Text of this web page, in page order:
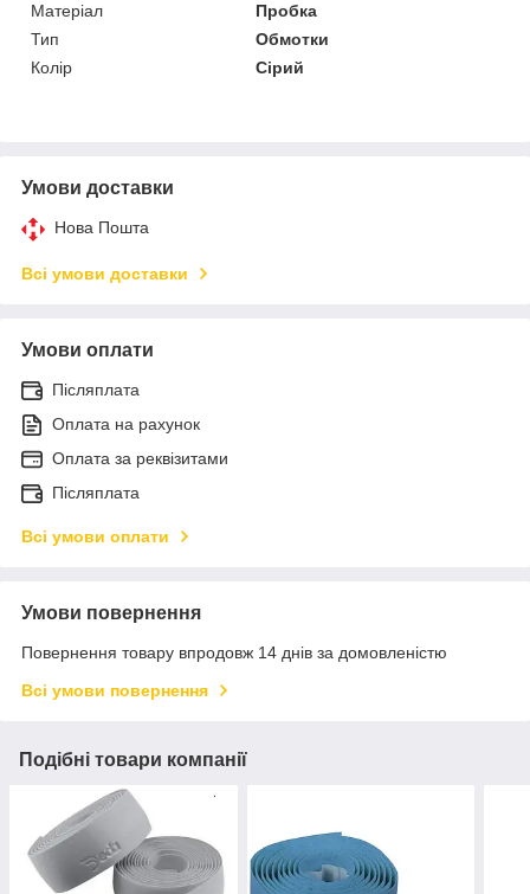
Матеріал
Пробка
Тип
Обмотки
Колір
Сірий
Умови доставки
Нова Пошта
Всі умови доставки
Умови оплати
Післяплата
Оплата на рахунок
Оплата за реквізитами
Післяплата
Всі умови оплати
Умови повернення
Повернення товару впродовж 14 днів за домовленістю
Всі умови повернення
Подібні товари компанії